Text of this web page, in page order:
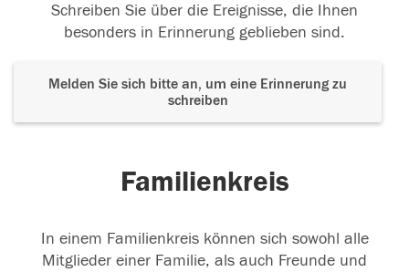
Schreiben Sie über die Ereignisse, die Ihnen
besonders in Erinnerung geblieben sind.
Melden Sie sich bitte an, um eine Erinnerung zu
schreiben
Familienkreis
In einem Familienkreis können sich sowohl alle
Mitglieder einer Familie, als auch Freunde und